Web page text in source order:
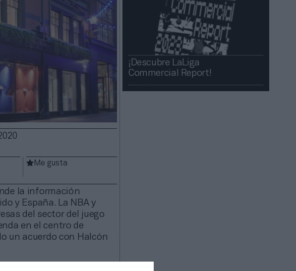
Me gusta
la información
y España. La NBA y
del sector del juego
en el centro de
un acuerdo con Halcón
¡Descubre LaLiga
Commercial Report!​​